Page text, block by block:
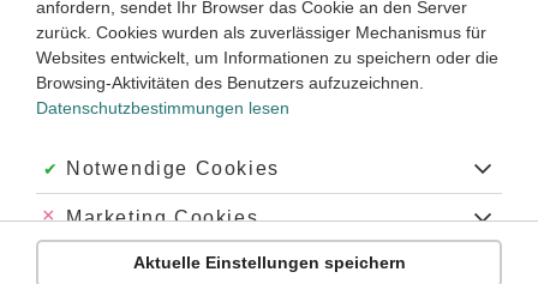
Währungsreform (Weimarer Republik),die Neuordnung des
Geldwesens eines Landes infolge einer vorausgegangenen
Phase mit hoher bzw. sehr hoher allgemeiner
Geldentwertung(Inflation).
Kriegsfinanzierung
Zwischen 1914 und 1923 wurde das Geld immer weniger
zunahm. Das Deutsche Reich hatte den größten Teil des
anfordern, sendet Ihr Browser das Cookie an den Server
zurück. Cookies wurden als zuverlässiger Mechanismus für
Websites entwickelt, um Informationen zu speichern oder die
Browsing-Aktivitäten des Benutzers aufzuzeichnen.
Datenschutzbestimmungen lesen
Akzeptiert:
Notwendige Cookies
Abgelehnt:
Marketing Cookies
Abgelehnt:
Personalisierungs-Cookies
Aktuelle Einstellungen speichern